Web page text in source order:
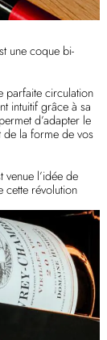
une coque bi-
parfaite circulation
intuitif grâce à sa
d’adapter le
de la forme de vos
venue l’idée de
cette révolution